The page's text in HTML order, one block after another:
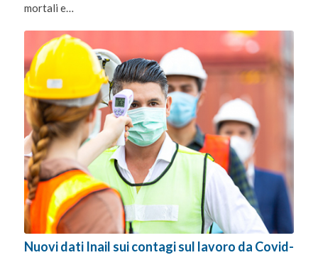
mortali e…
Nuovi dati Inail sui contagi sul lavoro da Covid-